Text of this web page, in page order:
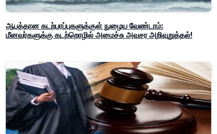
ஆபத்தான கடற்பரப்புகளுக்குள் நுழைய வேண்டாம்:
மீனவர்களுக்கு கடற்றொழில் அமைச்சு அவசர அறிவுறுத்தல்!